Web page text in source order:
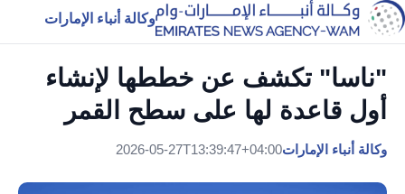
وكالة أنباء الإمارات
"ناسا" تكشف عن خططها لإنشاء
أول قاعدة لها على سطح القمر
وكالة أنباء الإمارات2026-05-27T13:39:47+04:00